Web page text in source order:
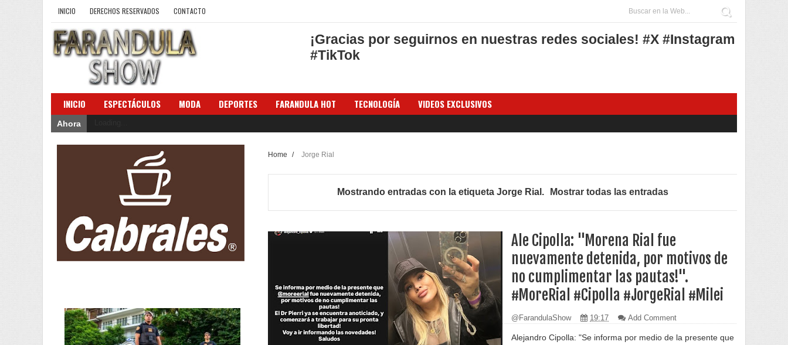
INICIO DERECHOS RESERVADOS CONTACTO
¡Gracias por seguirnos en nuestras redes sociales! #X #Instagram
#TikTok
INICIO ESPECTÁCULOS MODA DEPORTES FARANDULA HOT TECNOLOGÍA VIDEOS EXCLUSIVOS
Ahora
Home / Jorge Rial
Mostrando entradas con la etiqueta Jorge Rial . Mostrar todas las entradas
Ale Cipolla: "Morena Rial fue
nuevamente detenida, por motivos de
no cumplimentar las pautas!".
#MoreRial #Cipolla #JorgeRial #Milei
@FarandulaShow 19:17 Add Comment
Alejandro Cipolla: "Se informa por medio de la presente que